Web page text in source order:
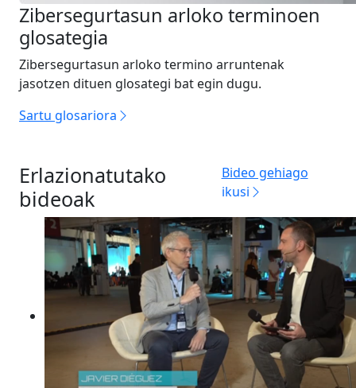
Zibersegurtasun arloko terminoen
glosategia
Zibersegurtasun arloko termino arruntenak
jasotzen dituen glosategi bat egin dugu.
Sartu glosariora
Erlazionatutako
bideoak
Bideo gehiago
ikusi